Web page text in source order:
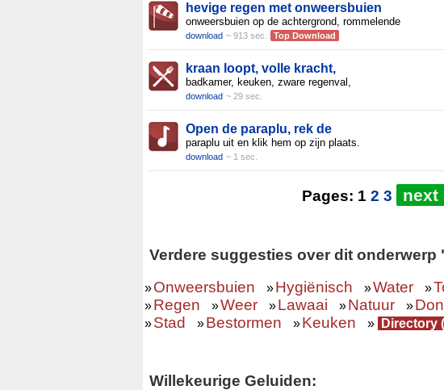
hevige regen met onweersbuien
onweersbuien op de achtergrond, rommelende
download ~ 913 sec. Top Download
kraan loopt, volle kracht,
badkamer, keuken, zware regenval,
download ~ 29 sec.
Open de paraplu, rek de
paraplu uit en klik hem op zijn plaats.
download ~ 1 sec.
Pages: 1 2 3 next
Verdere suggesties over dit onderwerp
»Onweersbuien »Hygiënisch »Water »
»Regen »Weer »Lawaai »Natuur »
»Stad »Bestormen »Keuken » Directory
Willekeurige Geluiden: